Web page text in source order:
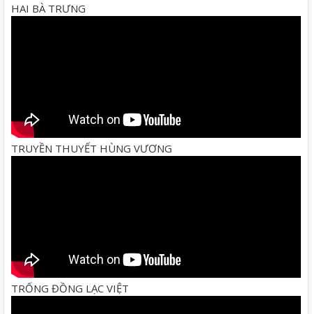
HAI BÀ TRƯNG
TRUYỀN THUYẾT HÙNG VƯƠNG
TRỐNG ĐỒNG LẠC VIỆT